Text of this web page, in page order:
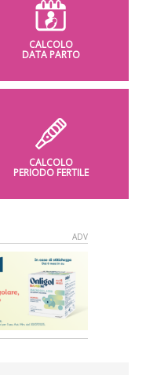
CALCOLO
DATA PARTO
CALCOLO
PERIODO FERTILE